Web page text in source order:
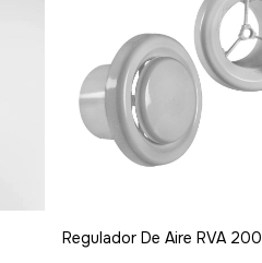
Regulador De Aire RVA 200